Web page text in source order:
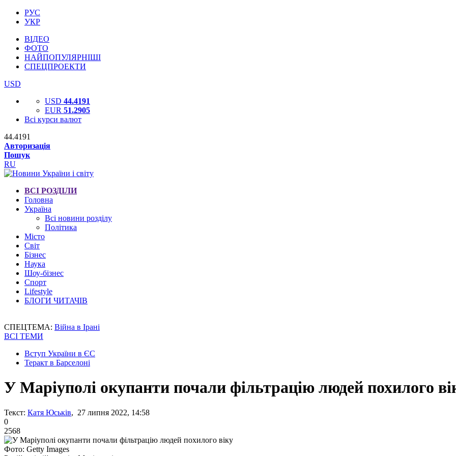
РУС
УКР
ВІДЕО
ФОТО
НАЙПОПУЛЯРНІШІ
СПЕЦПРОЕКТИ
USD
USD 44.4191
EUR 51.2905
Всі курси валют
44.4191
Авторизація
Пошук
RU
ВСІ РОЗДІЛИ
Головна
Україна
Всі новини розділу
Політика
Місто
Світ
Бізнес
Наука
Шоу-бізнес
Спорт
Lifestyle
БЛОГИ ЧИТАЧІВ
СПЕЦТЕМА: Війна в Ірані
ВСІ ТЕМИ
Вступ України в ЄС
Теракт в Барселоні
У Маріуполі окупанти почали фільтрацію людей похилого
Текст: Катя Юськів, 27 липня 2022, 14:58
0
2568
Фото: Getty Images